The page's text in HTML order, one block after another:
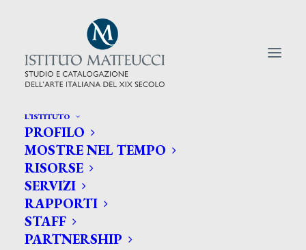
L’ISTITUTO
PROFILO
MOSTRE NEL TEMPO
RISORSE
SERVIZI
RAPPORTI
STAFF
PARTNERSHIP
CERCA TRA GLI ARTISTI:
Search
for: